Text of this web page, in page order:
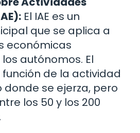
El IAE es un
que se aplica a
económicas
autónomos. El
de la actividad
donde se ejerza, pero
los 50 y los 200